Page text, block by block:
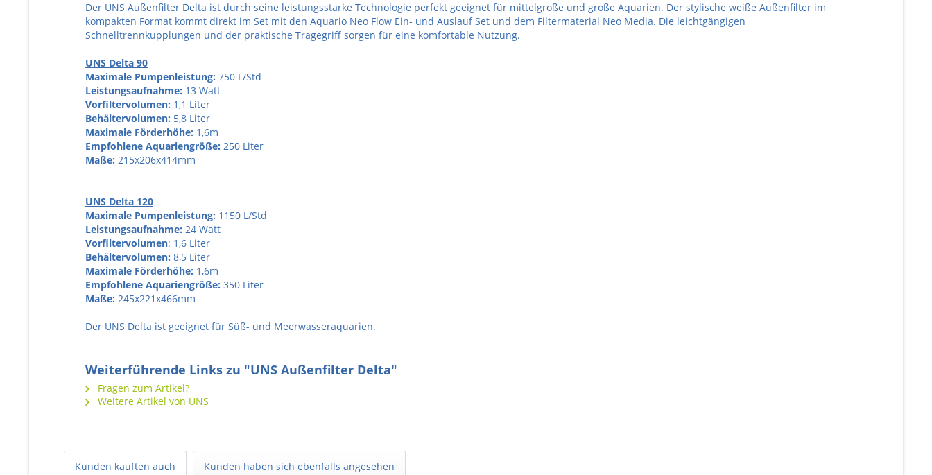
Der UNS Außenfilter Delta ist durch seine leistungsstarke Technologie perfekt geeignet für mittelgroße und große Aquarien. Der stylische weiße Außenfilter im
kompakten Format kommt direkt im Set mit den Aquario Neo Flow Ein- und Auslauf Set und dem Filtermaterial Neo Media. Die leichtgängigen
Schnelltrennkupplungen und der praktische Tragegriff sorgen für eine komfortable Nutzung.
UNS Delta 90
Maximale Pumpenleistung: 750 L/Std
Leistungsaufnahme: 13 Watt
Vorfiltervolumen: 1,1 Liter
Behältervolumen: 5,8 Liter
Maximale Förderhöhe: 1,6m
Empfohlene Aquariengröße: 250 Liter
Maße: 215x206x414mm
UNS Delta 120
Maximale Pumpenleistung: 1150 L/Std
Leistungsaufnahme: 24 Watt
Vorfiltervolumen: 1,6 Liter
Behältervolumen: 8,5 Liter
Maximale Förderhöhe: 1,6m
Empfohlene Aquariengröße: 350 Liter
Maße: 245x221x466mm
Der UNS Delta ist geeignet für Süß- und Meerwasseraquarien.
Weiterführende Links zu "UNS Außenfilter Delta"
Fragen zum Artikel?
Weitere Artikel von UNS
Kunden kauften auch Kunden haben sich ebenfalls angesehen